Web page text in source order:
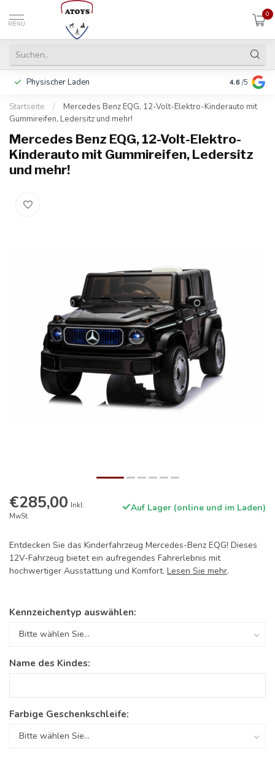
MENU
0
Physischer Laden In 3 Raten
4.6 /5
Startseite /
Mercedes Benz EQG, 12-Volt-Elektro-Kinderauto mit
Gummireifen, Ledersitz und mehr!
Mercedes Benz EQG, 12-Volt-Elektro-
Kinderauto mit Gummireifen, Ledersitz
und mehr!
€285,00 Inkl.
MwSt.
Auf Lager (online und im Laden)
Entdecken Sie das Kinderfahrzeug Mercedes-Benz EQG! Dieses
12V-Fahrzeug bietet ein aufregendes Fahrerlebnis mit
hochwertiger Ausstattung und Komfort. Lesen Sie mehr.
Kennzeichentyp auswählen:
Name des Kindes:
Farbige Geschenkschleife: